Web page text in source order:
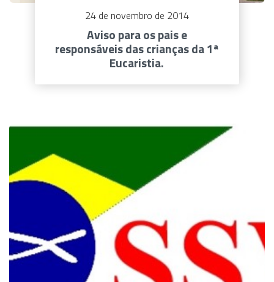
24 de novembro de 2014
​Aviso para os pais e
responsáveis das crianças da 1ª
Eucaristia.